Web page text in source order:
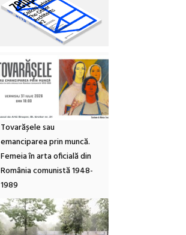
Tovarășele sau
emanciparea prin muncă.
Femeia în arta oficială din
România comunistă 1948-
1989